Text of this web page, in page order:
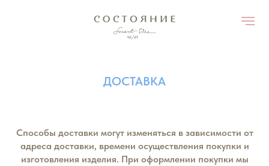
ДОСТАВКА
Способы доставки могут изменяться в зависимости от
адреса доставки, времени осуществления покупки и
изготовления изделия. При оформлении покупки мы